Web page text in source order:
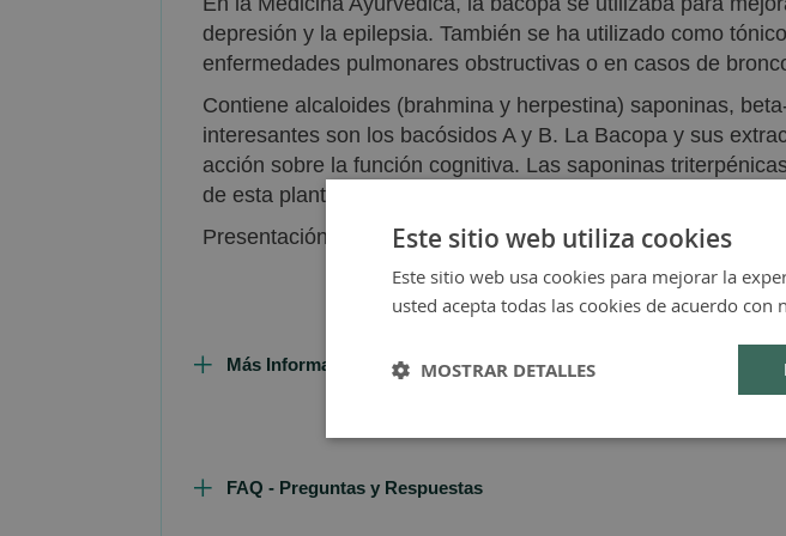
depresión y la epilepsia. También se ha utilizado como
enfermedades pulmonares obstructivas o en casos de
Contiene alcaloides (brahmina y herpestina) saponinas,
interesantes son los bacósidos A y B. La Bacopa y sus
acción sobre la función cognitiva. Las saponinas
de esta planta para mejorar la actividad neuronal.
Presentación: 60 cápsulas.
Más Información
FAQ - Preguntas y Respuestas
Este sitio web utiliza cookies
Este sitio web usa cookies para mejorar la
usted acepta todas las cookies de acuerdo con
MOSTRAR DETALLES